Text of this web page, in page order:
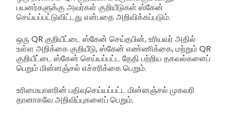
பயனர்களுக்கு அவர்கள் குறியீடுகள் ஸ்கேன்
செய்யப்பட்டுவிட்டது என்பதை அறிவிக்கப்படும்.
ஒரு QR குறியீட்டை ஸ்கேன் செய்தபின், உரியவர் அதில்
உள்ள அறிக்கை குறியீடு, ஸ்கேன் எண்ணிக்கை, மற்றும் QR
குறியீட்டை ஸ்கேன் செய்யப்பட்ட தேதி பற்றிய தகவல்களைப்
பெறும் மின்னஞ்சல் எச்சரிக்கை பெறும்.
உரிமையாளரின் பதிவுசெய்யப்பட்ட மின்னஞ்சல் முகவரி
தானாகவே அறிவிப்புகளைப் பெறும்.